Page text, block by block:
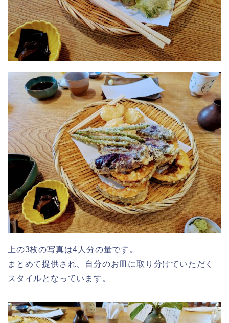
上の3枚の写真は4人分の量です。
まとめて提供され、自分のお皿に取り分けていただく
スタイルとなっています。